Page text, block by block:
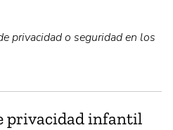
privacidad o seguridad en los
privacidad infantil